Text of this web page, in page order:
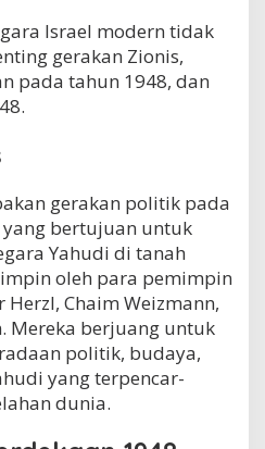
Israel modern tidak
gerakan Zionis,
pada tahun 1948, dan
gerakan politik pada
bertujuan untuk
Yahudi di tanah
oleh para pemimpin
Chaim Weizmann,
Mereka berjuang untuk
politik, budaya,
yang terpencar-
dunia.